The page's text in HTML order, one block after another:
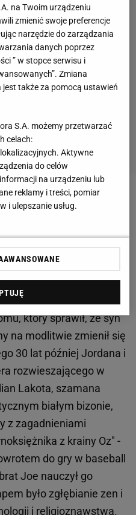
grającym najlepszym
Północnej Dakoty -
uczelnianych
skauci NBA, m.in. Jerry
Chicago Bulls.
lat 60., w życiu
który sprawił, że syn
na modlitwie zmienił się
30 lat później Jordana i
rozwieszającego w
Lakota, szamana
białym bizonie,
z zagadnieniami
z krainy Oz" -
do gry w baseball
Joe nauczył go
było zgłębianie zen i
i religioznawstwa.
na Twoim urządzeniu
zmienić swoje preferencje
narzędzie do zarządzania
danych poprzez
” w stopce serwisu i
Zmiana
także za pomocą ustawień
S.A. możemy przetwarzać
celach:
Aktywne
do celów
na urządzeniu lub
reklamy i treści, pomiar
i ulepszanie usług.